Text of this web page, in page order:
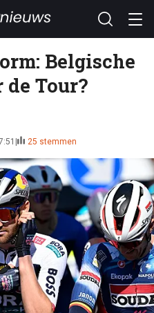
Belgische
Tour?
25 stemmen